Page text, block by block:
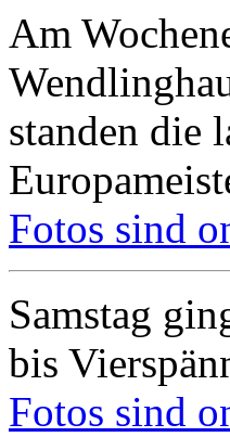
Am
standen die
Fotos sind
Samstag
bis
Fotos sind